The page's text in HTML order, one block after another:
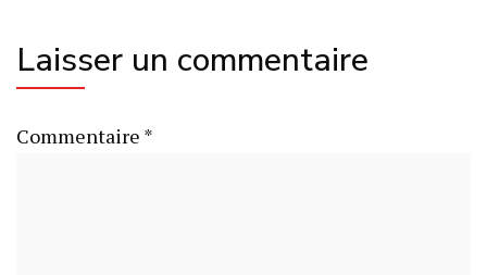
Laisser un commentaire
Commentaire *